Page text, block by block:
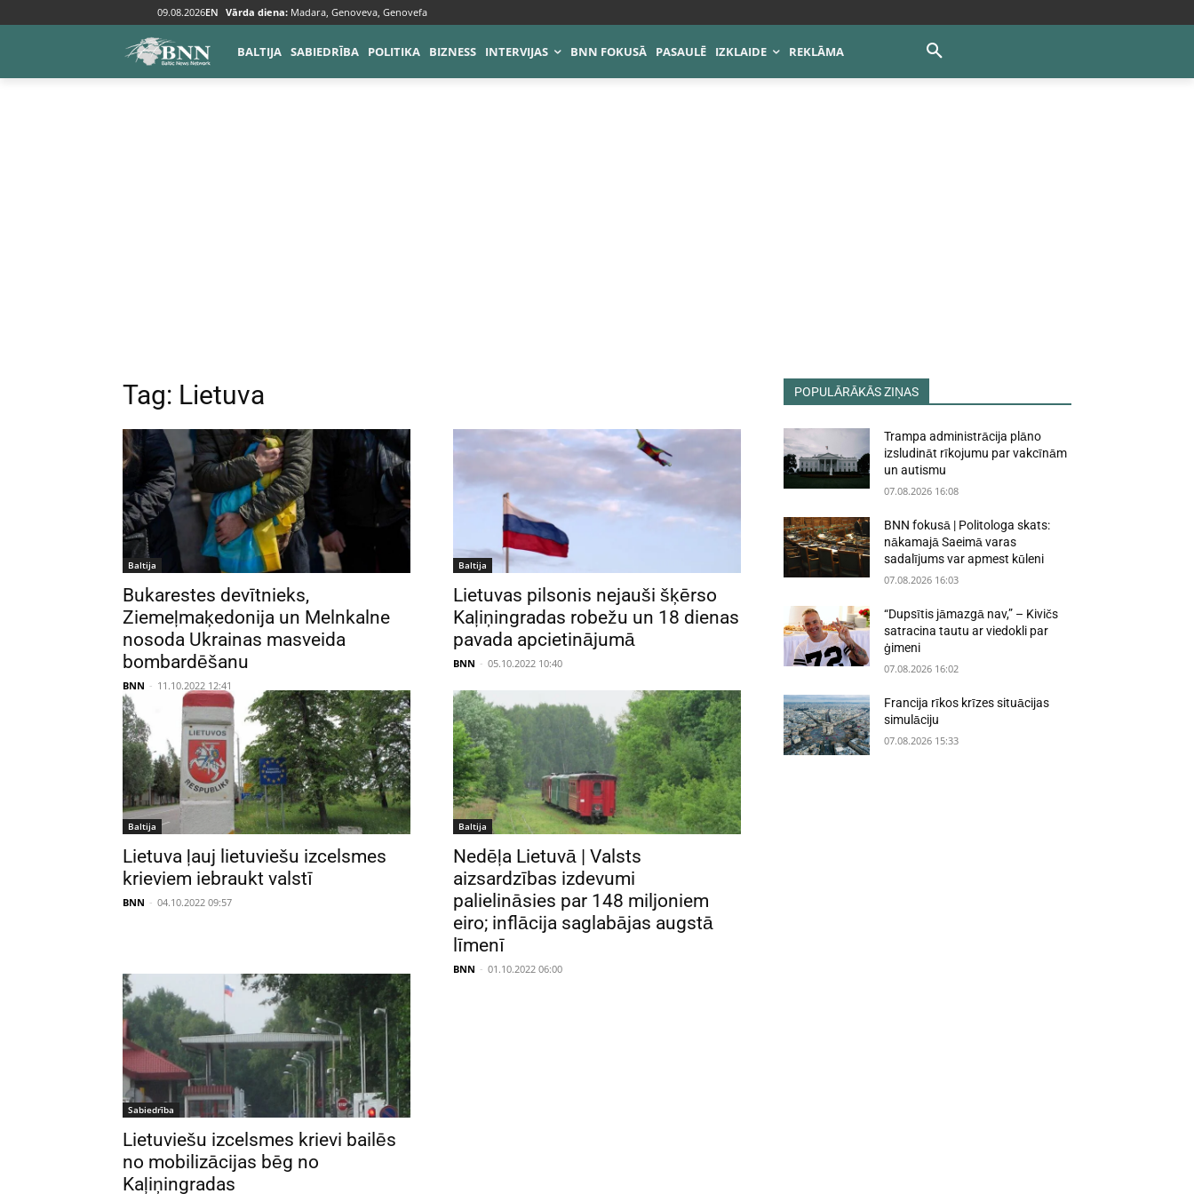
09.08.2026EN Vārda diena: Madara, Genoveva, Genovefa
BALTIJA SABIEDRĪBA POLITIKA BIZNESS INTERVIJAS BNN FOKUSĀ PASAULĒ IZKLAIDE REKLĀMA
Tags Lietuva
Tag: Lietuva
Baltija
Bukarestes devītnieks,
Ziemeļmaķedonija un Melnkalne
nosoda Ukrainas masveida
bombardēšanu
BNN - 11.10.2022 12:41
Baltija
Lietuvas pilsonis nejauši šķērso
Kaļiņingradas robežu un 18 dienas
pavada apcietinājumā
BNN - 05.10.2022 10:40
Baltija
Lietuva ļauj lietuviešu izcelsmes
krieviem iebraukt valstī
BNN - 04.10.2022 09:57
Baltija
Nedēļa Lietuvā | Valsts
aizsardzības izdevumi
palielināsies par 148 miljoniem
eiro; inflācija saglabājas augstā
līmenī
BNN - 01.10.2022 06:00
Sabiedrība
Lietuviešu izcelsmes krievi bailēs
no mobilizācijas bēg no
Kaļiņingradas
POPULĀRĀKĀS ZIŅAS
Trampa administrācija plāno
izsludināt rīkojumu par vakcīnām
un autismu
07.08.2026 16:08
BNN fokusā | Politologa skats:
nākamajā Saeimā varas
sadalījums var apmest kūleni
07.08.2026 16:03
“Dupsītis jāmazgā nav,” – Kivičs
satracina tautu ar viedokli par
ģimeni
07.08.2026 16:02
Francija rīkos krīzes situācijas
simulāciju
07.08.2026 15:33